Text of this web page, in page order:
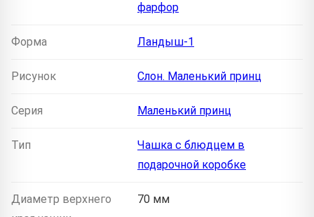
фарфор
Форма Ландыш-1
Рисунок Слон. Маленький принц
Серия Маленький принц
Тип
Чашка с блюдцем в
подарочной коробке
Диаметр верхнего
70 мм